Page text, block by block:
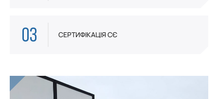
03 СЕРТИФІКАЦІЯ CЄ